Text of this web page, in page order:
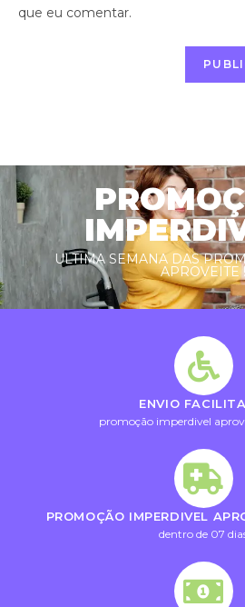
que eu comentar.
ULTIMA SEMANA DAS
APROVEITE !
ENVIO
promoção imperdivel
PROMOÇÃO IMPERDIVEL
dentro de 07